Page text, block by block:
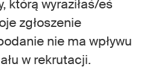
którą wyraziłaś/eś
zgłoszenie
nie ma wpływu
w rekrutacji.